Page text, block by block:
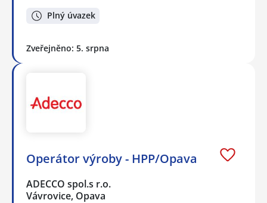
Plný úvazek
Zveřejněno: 5. srpna
Operátor výroby - HPP/Opava
ADECCO spol.s r.o.
Vávrovice, Opava